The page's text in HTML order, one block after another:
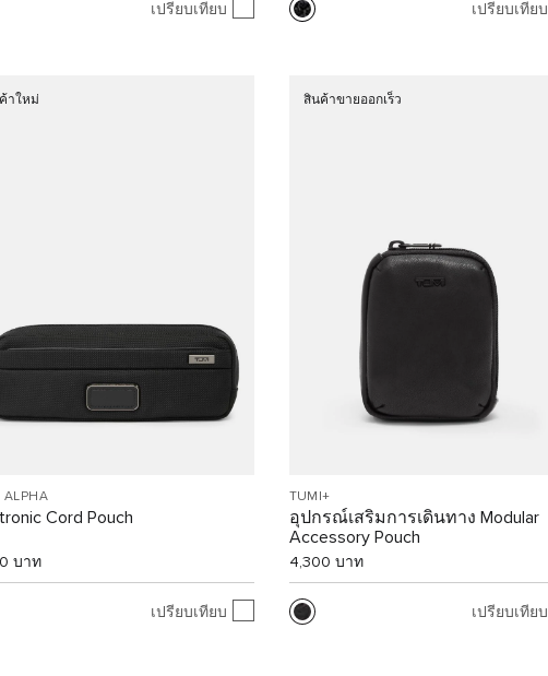
เปรียบเทียบ เปรียบเทียบ
าใหม่
ALPHA
Cord Pouch
บาท
เปรียบเทียบ
สินค้าขายออกเร็ว
TUMI+
อุปกรณ์เสริมการเดินทาง Modular
Accessory Pouch
4,300 บาท
เปรียบเทียบ